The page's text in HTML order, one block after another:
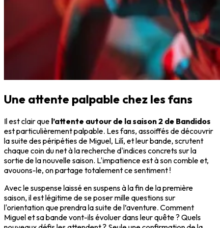
Une attente palpable chez les fans
Il est clair que l’attente autour de la saison 2 de Bandidos
est particulièrement palpable. Les fans, assoiffés de découvrir
la suite des péripéties de Miguel, Lilí, et leur bande, scrutent
chaque coin du net à la recherche d'indices concrets sur la
sortie de la nouvelle saison. L'impatience est à son comble et,
avouons-le, on partage totalement ce sentiment !
Avec le suspense laissé en suspens à la fin de la première
saison, il est légitime de se poser mille questions sur
l'orientation que prendra la suite de l’aventure. Comment
Miguel et sa bande vont-ils évoluer dans leur quête ? Quels